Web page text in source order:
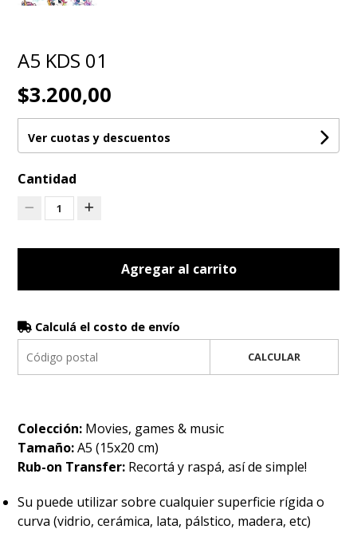
A5 KDS 01
$3.200,00
Ver cuotas y descuentos
Cantidad
1
Agregar al carrito
Calculá el costo de envío
CALCULAR
Colección: Movies, games & music
Tamaño:A5 (15x20 cm)
Rub-on Transfer: Recortá y raspá, así de simple!
Su puede utilizar sobre cualquier superficie rígida o
curva (vidrio, cerámica, lata, pálstico, madera, etc)